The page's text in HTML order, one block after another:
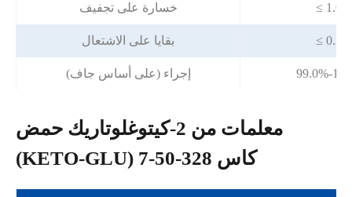
خسارة على تجفيف ≤ 1.0%
بقايا على الاشتعال ≤ 0.2%
إجراء (على أساس جاف) 99.0%-
معلمات من 2-كيتوغلوتاريك حمض
(KETO-GLU) كاس 328-50-7